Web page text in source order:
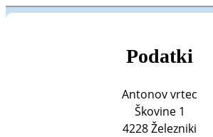
Podatki
Antonov vrtec
Škovine 1
4228 Železniki